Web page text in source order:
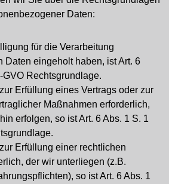
Daten:
für die Verarbeitung
Daten eingeholt haben, ist Art. 6
Rechtsgrundlage.
Erfüllung eines Vertrags oder zur
Maßnahmen erforderlich,
erfolgen, so ist Art. 6 Abs. 1 S. 1
Erfüllung einer rechtlichen
der wir unterliegen (z.B.
so ist Art. 6 Abs. 1